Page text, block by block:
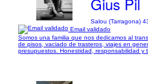
Salou (Tarragona)
Email validado
Somos una familia que nos dedicamos al
de pisos, vaciado de trasteros, viajes en
presupuestos. Honestidad, responsabilidad y